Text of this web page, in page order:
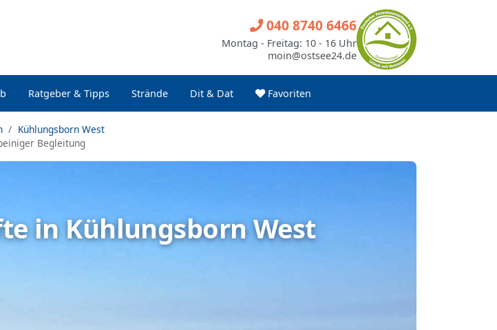
Ratgeber & Tipps Strände Dit & Dat Favoriten
040 8740 6466
Montag - Freitag: 10 - 16 Uhr
moin@ostsee24.de
Kühlungsborn West
Begleitung
in Kühlungsborn West